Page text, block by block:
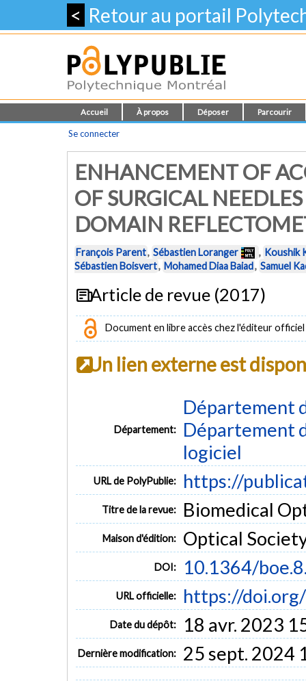
< Retour au portail
Accueil À propos Déposer Parcourir
Se connecter
ENHANCEMENT OF
OF SURGICAL
DOMAIN
François Parent, Sébastien Loranger , Koushik
Sébastien Boisvert, Mohamed Diaa Baiad, Samuel
Article de revue (2017)
Document en libre accès chez l'éditeur officiel
Un lien externe est
Département:
Département
Département
logiciel
URL de PolyPublie: https://
Titre de la revue: Biomedical
Maison d'édition: Optical
DOI: 10.1364/
URL officielle: https://
Date du dépôt: 18 avr. 2023
Dernière modification: 25 sept. 2024